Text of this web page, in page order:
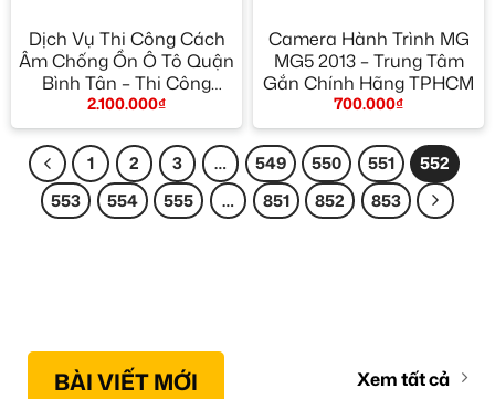
Dịch Vụ Thi Công Cách
Âm Chống Ồn Ô Tô Quận
Bình Tân – Thi Công
Chuyên Nghiệp
2.100.000₫
Camera Hành Trình MG
MG5 2013 – Trung Tâm
Gắn Chính Hãng TPHCM
700.000₫
1 2 3 … 549 550 551
552
553
554 555 … 851 852 853
BÀI VIẾT MỚI Xem tất cả